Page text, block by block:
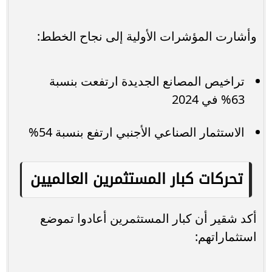
وأشارت المؤشرات الأولية إلى نجاح الخطط:
تراخيص المصانع الجديدة ارتفعت بنسبة
63% في 2024
الاستثمار الصناعي الأجنبي ارتفع بنسبة 54%
تحركات كبار المستثمرين العالميين
أكد شقير أن كبار المستثمرين أعادوا تموضع
استثماراتهم: